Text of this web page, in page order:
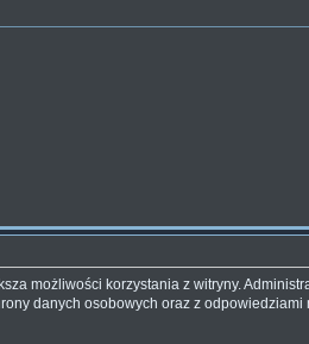
możliwości korzystania z witryny.
danych osobowych oraz z odpowiedziami